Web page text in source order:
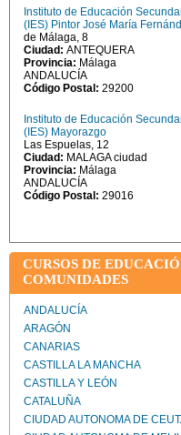
Instituto de Educación
(IES) Pintor José María
de Málaga, 8
Ciudad: ANTEQUERA
Provincia: Málaga
ANDALUCÍA
Código Postal: 29200
Instituto de Educación
(IES) Mayorazgo
Las Espuelas, 12
Ciudad: MALAGA ciudad
Provincia: Málaga
ANDALUCÍA
Código Postal: 29016
CURSOS DE
COMUNIDADES
ANDALUCÍA
ARAGÓN
CANARIAS
CASTILLA LA MANCHA
CASTILLA Y LEÓN
CATALUÑA
CIUDAD AUTONOMA DE